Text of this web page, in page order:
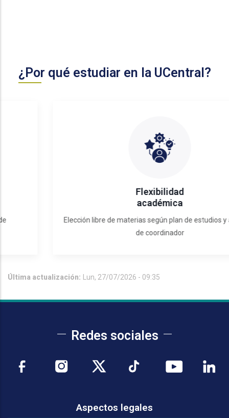
¿Por qué estudiar en la UCentral?
Flexibilidad
académica
Elección libre de materias según plan de estudios y asesoría
de coordinador
Última actualización: Lun, 27/07/2026 - 09:35
Redes sociales
Aspectos legales